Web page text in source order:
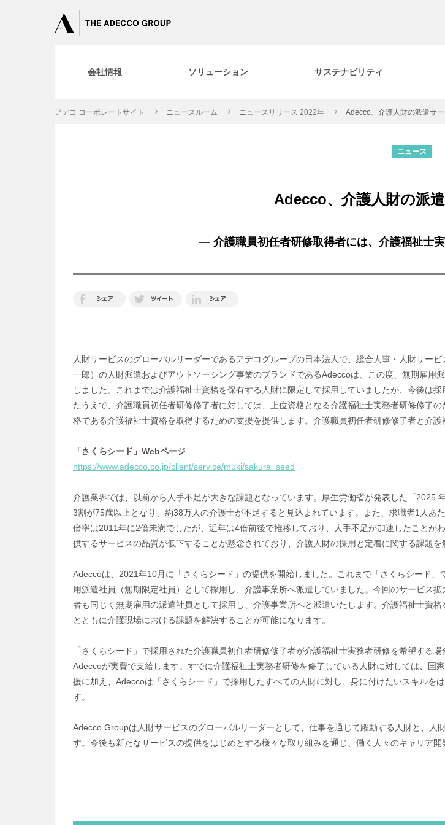
会社情報 ソリューション サステナビリティ
アデコ コーポレートサイト ニュースルーム ニュースリリース 2022年 Adecco、介護人財の派遣サ
ニュース
Adecco、介護人財の派
― 介護職員初任者研修取得者には、介護福祉士
人財サービスのグローバルリーダーであるアデコグループの日本法人で、総合人事・人財サー
一郎）の人財派遣およびアウトソーシング事業のブランドであるAdeccoは、この度、無期雇
しました。これまでは介護福祉士資格を保有する人財に限定して採用していましたが、今後は
たうえで、介護職員初任者研修修了者に対しては、上位資格となる介護福祉士実務者研修修了
格である介護福祉士資格を取得するための支援を提供します。介護職員初任者研修修了者と介
「さくらシード」Webページ
https://www.adecco.co.jp/client/service/muki/sakura_seed
介護業界では、以前から人手不足が大きな課題となっています。厚生労働省が発表した「
3割が75歳以上となり、約38万人の介護士が不足すると見込まれています。また、求職者1人あ
倍率は2011年に2倍未満でしたが、近年は4倍前後で推移しており、人手不足が加速したこと
供するサービスの品質が低下することが懸念されており、介護人財の採用と定着に関する課題を
Adeccoは、2021年10月に「さくらシード」の提供を開始しました。これまで「さくらシード
用派遣社員（無期限定社員）として採用し、介護事業所へ派遣していました。今回のサービス
者も同じく無期雇用の派遣社員として採用し、介護事業所へと派遣いたします。介護福祉士資
とともに介護現場における課題を解決することが可能になります。
「さくらシード」で採用された介護職員初任者研修修了者が介護福祉士実務者研修を希望する
Adeccoが実費で支給します。すでに介護福祉士実務者研修を修了している人財に対しては、
援に加え、Adeccoは「さくらシード」で採用したすべての人財に対し、身に付けたいスキルを
す。
Adecco Groupは人財サービスのグローバルリーダーとして、仕事を通じて躍動する人財と、
す。今後も新たなサービスの提供をはじめとする様々な取り組みを通じ、働く人々のキャリア開